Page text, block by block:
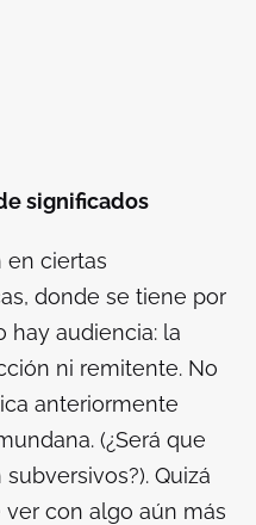
significados
en ciertas
donde se tiene por
hay audiencia: la
ni remitente. No
anteriormente
(¿Será que
Quizá
con algo aún más